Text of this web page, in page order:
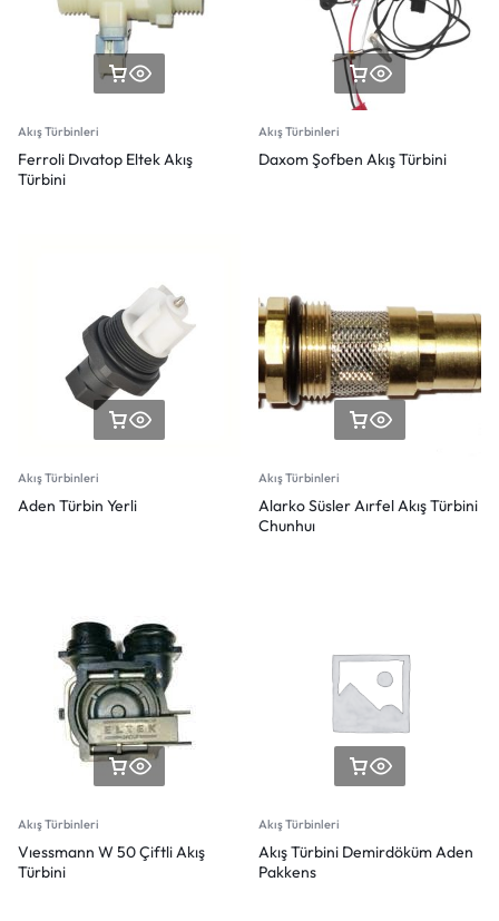
Akış Türbinleri
Ferroli Dıvatop Eltek Akış
Türbini
Akış Türbinleri
Daxom Şofben Akış Türbini
Akış Türbinleri
Aden Türbin Yerli
Akış Türbinleri
Alarko Süsler Aırfel Akış Türbini
Chunhuı
Akış Türbinleri
Vıessmann W 50 Çiftli Akış
Türbini
Akış Türbinleri
Akış Türbini Demirdöküm Aden
Pakkens